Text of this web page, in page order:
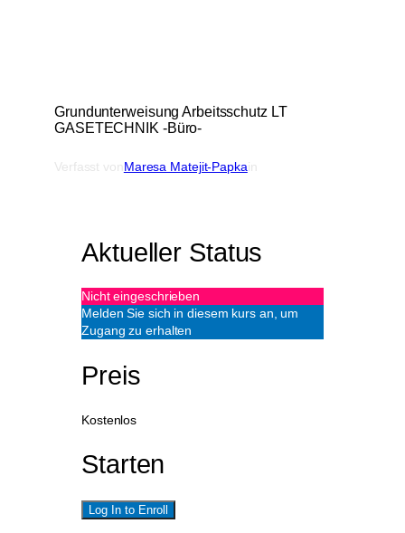
Grundunterweisung Arbeitsschutz LT
GASETECHNIK -Büro-
Verfasst von Maresa Matejit-Papkain
Aktueller Status
Nicht eingeschrieben
Melden Sie sich in diesem kurs an, um
Zugang zu erhalten
Preis
Kostenlos
Starten
Log In to Enroll